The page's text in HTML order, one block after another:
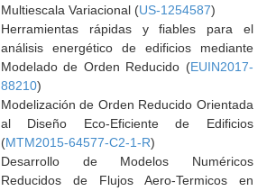
Multiescala Variacional (US-1254587)
Herramientas rápidas y fiables para el
análisis energético de edificios mediante
Modelado de Orden Reducido (EUIN2017-
88210)
Modelización de Orden Reducido Orientada
al Diseño Eco-Eficiente de Edificios
(MTM2015-64577-C2-1-R)
Desarrollo de Modelos Numéricos
Reducidos de Flujos Aero-Termicos en